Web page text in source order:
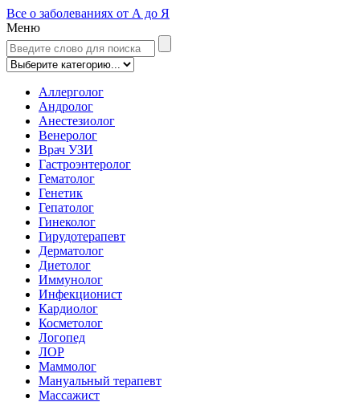
Все о заболеваниях от А до Я
Меню
Аллерголог
Андролог
Анестезиолог
Венеролог
Врач УЗИ
Гастроэнтеролог
Гематолог
Генетик
Гепатолог
Гинеколог
Гирудотерапевт
Дерматолог
Диетолог
Иммунолог
Инфекционист
Кардиолог
Косметолог
Логопед
ЛОР
Маммолог
Мануальный терапевт
Массажист